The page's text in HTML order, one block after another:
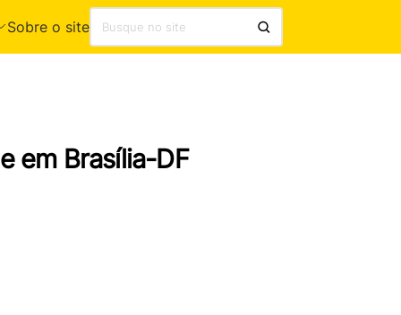
Sobre o site
em Brasília-DF